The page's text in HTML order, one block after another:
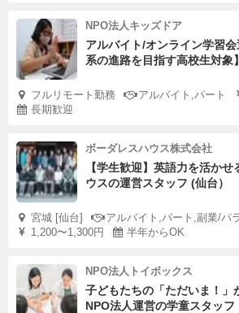
NPO法人キッズドア
アルバイト/オンライン学習
系の進路を目指す高校生対象】
フルリモート勤務 アルバイト,パート
長期歓迎
ボーダレスハウス株式会社
【学生歓迎】英語力を活か
ウスの運営スタッフ (仙台）
宮城 [仙台]
アルバイト,パート,副業/パ
1,200〜1,300円
半年からOK
NPO法人トイボックス
子どもたちの「ただいま！
NPO法人運営の学童スタッフ